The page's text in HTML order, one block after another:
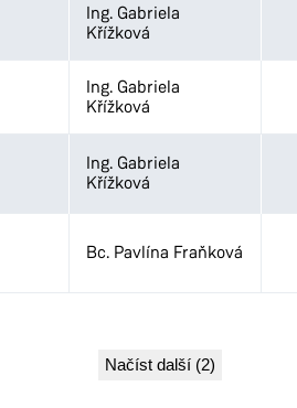
Ing. Gabriela
Křížková
Ing. Gabriela
Křížková
Ing. Gabriela
Křížková
Bc. Pavlína Fraňková
Načíst další (2)